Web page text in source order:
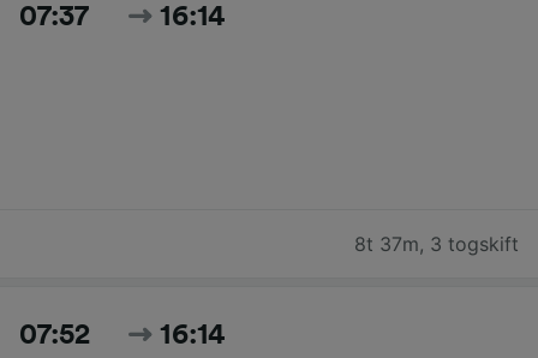
07:37 16:14
8t 37m, 3 togskift
07:52 16:14